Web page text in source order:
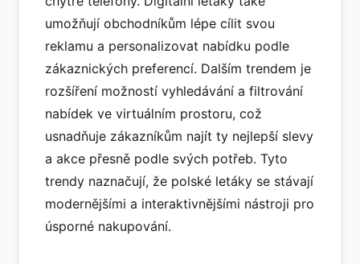
umožňují obchodníkům lépe cílit svou
reklamu a personalizovat nabídku podle
zákaznických preferencí. Dalším trendem je
rozšíření možností vyhledávání a filtrování
nabídek ve virtuálním prostoru, což
usnadňuje zákazníkům najít ty nejlepší slevy
a akce přesně podle svých potřeb. Tyto
trendy naznačují, že polské letáky se stávají
modernějšími a interaktivnějšími nástroji pro
úsporné nakupování.